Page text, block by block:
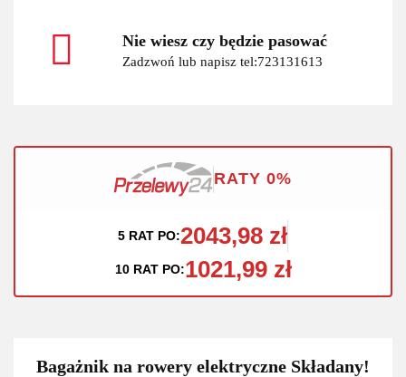
Nie wiesz czy będzie pasować
Zadzwoń lub napisz tel:723131613
RATY 0%
5 RAT PO:2043,98 zł
10 RAT PO:1021,99 zł
Bagażnik na rowery elektryczne Składany!